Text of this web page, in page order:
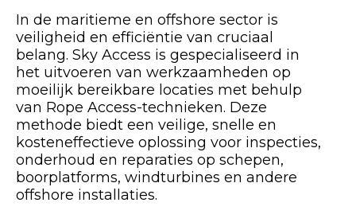
In de maritieme en offshore sector is
veiligheid en efficiëntie van cruciaal
belang. Sky Access is gespecialiseerd in
het uitvoeren van werkzaamheden op
moeilijk bereikbare locaties met behulp
van Rope Access-technieken. Deze
methode biedt een veilige, snelle en
kosteneffectieve oplossing voor inspecties,
onderhoud en reparaties op schepen,
boorplatforms, windturbines en andere
offshore installaties.